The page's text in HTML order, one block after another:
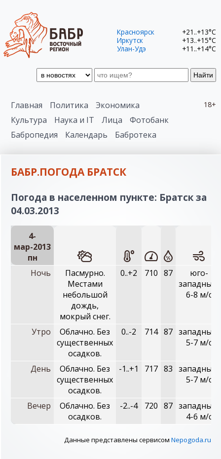
Найти
Красноярск
+21..+13°C
Иркутск
+13..+15°C
Улан-Удэ
+11..+14°C
18+
Главная Политика
Экономика
Культура
Наука и IT Лица
Фотобанк
Бабропедия
Календарь Бабротека
БАБР.ПОГОДА БРАТСК
Погода в населенном пункте: Братск за
04.03.2013
4-
мар-2013
пн
Ночь
Пасмурно.
Местами
небольшой
дождь,
мокрый снег.
0..+2 710 87
юго-
западный,
6-8 м/с
Утро
Облачно. Без
существенных
осадков.
0..-2 714 87 западный,
5-7 м/с
День
Облачно. Без
существенных
осадков.
-1..+1 717 83 западный,
5-7 м/с
Вечер
Облачно. Без
осадков.
-2..-4 720 87 западный,
4-6 м/с
Данные представлены сервисом Nepogoda.ru